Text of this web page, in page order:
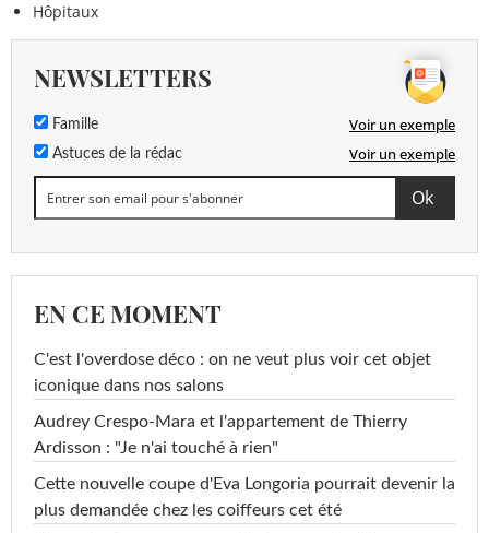
Hôpitaux
NEWSLETTERS
Famille Voir un exemple
Astuces de la rédac Voir un exemple
EN CE MOMENT
C'est l'overdose déco : on ne veut plus voir cet objet
iconique dans nos salons
Audrey Crespo-Mara et l'appartement de Thierry
Ardisson : "Je n'ai touché à rien"
Cette nouvelle coupe d'Eva Longoria pourrait devenir la
plus demandée chez les coiffeurs cet été